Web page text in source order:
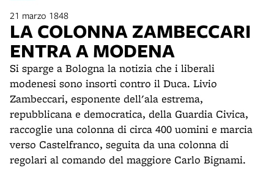
21 marzo 1848
LA COLONNA ZAMBECCARI
ENTRA A MODENA
Si sparge a Bologna la notizia che i liberali
modenesi sono insorti contro il Duca. Livio
Zambeccari, esponente dell'ala estrema,
repubblicana e democratica, della Guardia Civica,
raccoglie una colonna di circa 400 uomini e marcia
verso Castelfranco, seguita da una colonna di
regolari al comando del maggiore Carlo Bignami.